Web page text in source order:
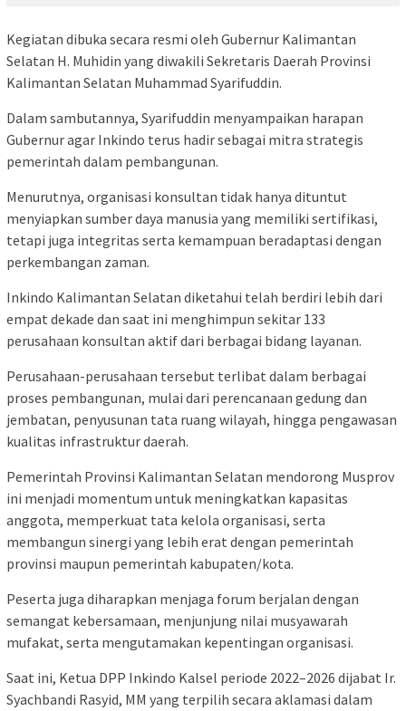
Kegiatan dibuka secara resmi oleh Gubernur Kalimantan
Selatan H. Muhidin yang diwakili Sekretaris Daerah Provinsi
Kalimantan Selatan Muhammad Syarifuddin.
Dalam sambutannya, Syarifuddin menyampaikan harapan
Gubernur agar Inkindo terus hadir sebagai mitra strategis
pemerintah dalam pembangunan.
Menurutnya, organisasi konsultan tidak hanya dituntut
menyiapkan sumber daya manusia yang memiliki sertifikasi,
tetapi juga integritas serta kemampuan beradaptasi dengan
perkembangan zaman.
Inkindo Kalimantan Selatan diketahui telah berdiri lebih dari
empat dekade dan saat ini menghimpun sekitar 133
perusahaan konsultan aktif dari berbagai bidang layanan.
Perusahaan-perusahaan tersebut terlibat dalam berbagai
proses pembangunan, mulai dari perencanaan gedung dan
jembatan, penyusunan tata ruang wilayah, hingga pengawasan
kualitas infrastruktur daerah.
Pemerintah Provinsi Kalimantan Selatan mendorong Musprov
ini menjadi momentum untuk meningkatkan kapasitas
anggota, memperkuat tata kelola organisasi, serta
membangun sinergi yang lebih erat dengan pemerintah
provinsi maupun pemerintah kabupaten/kota.
Peserta juga diharapkan menjaga forum berjalan dengan
semangat kebersamaan, menjunjung nilai musyawarah
mufakat, serta mengutamakan kepentingan organisasi.
Saat ini, Ketua DPP Inkindo Kalsel periode 2022–2026 dijabat Ir.
Syachbandi Rasyid, MM yang terpilih secara aklamasi dalam